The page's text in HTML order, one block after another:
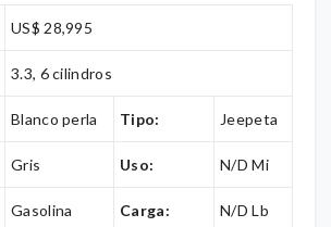
US$ 28,995
3.3, 6 cilindros
Blanco perla Tipo: Jeepeta
Gris Uso: N/D Mi
Gasolina Carga: N/D Lb